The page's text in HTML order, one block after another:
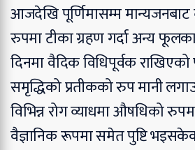
आजदेखि पूर्णिमासम्म मान्यजनबाट
रुपमा टीका ग्रहण गर्दा अन्य
दिनमा वैदिक विधिपूर्वक
समृद्धिको प्रतीकको रुप मानी
विभिन्न रोग व्याधमा औषधिको
वैज्ञानिक रूपमा समेत पुष्टि